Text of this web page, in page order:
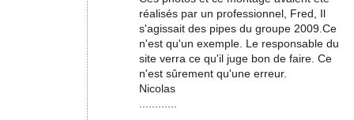
réalisés par un professionnel, Fred, Il
s'agissait des pipes du groupe 2009.Ce
n'est qu'un exemple. Le responsable du
site verra ce qu'il juge bon de faire. Ce
n'est sûrement qu'une erreur.
Nicolas
............